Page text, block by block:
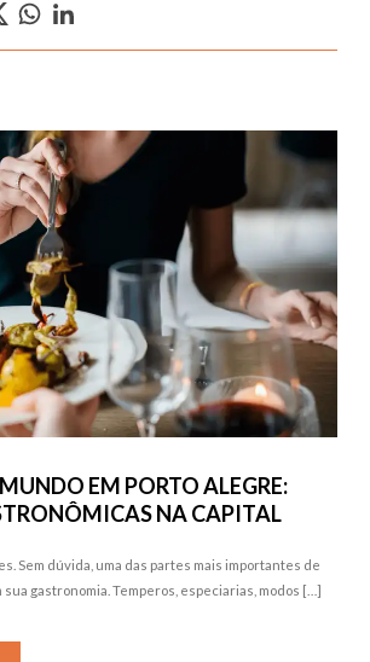
EM PORTO ALEGRE:
NA CAPITAL
Sem dúvida, uma das partes mais importantes de
gastronomia. Temperos, especiarias, modos […]